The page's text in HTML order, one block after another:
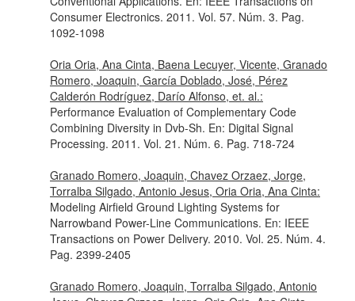
Consumer Electronics. 2011. Vol. 57. Núm. 3. Pag.
1092-1098
Oria Oria, Ana Cinta, Baena Lecuyer, Vicente, Granado
Romero, Joaquin, García Doblado, José, Pérez
Calderón Rodríguez, Darío Alfonso, et. al.:
Performance Evaluation of Complementary Code
Combining Diversity in Dvb-Sh. En: Digital Signal
Processing. 2011. Vol. 21. Núm. 6. Pag. 718-724
Granado Romero, Joaquin, Chavez Orzaez, Jorge,
Torralba Silgado, Antonio Jesus, Oria Oria, Ana Cinta:
Modeling Airfield Ground Lighting Systems for
Narrowband Power-Line Communications. En: IEEE
Transactions on Power Delivery. 2010. Vol. 25. Núm. 4.
Pag. 2399-2405
Granado Romero, Joaquin, Torralba Silgado, Antonio